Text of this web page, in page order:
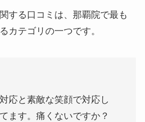
する口コミは、那覇院で最も
カテゴリの一つです。
応と素敵な笑顔で対応し
ます。痛くないですか？